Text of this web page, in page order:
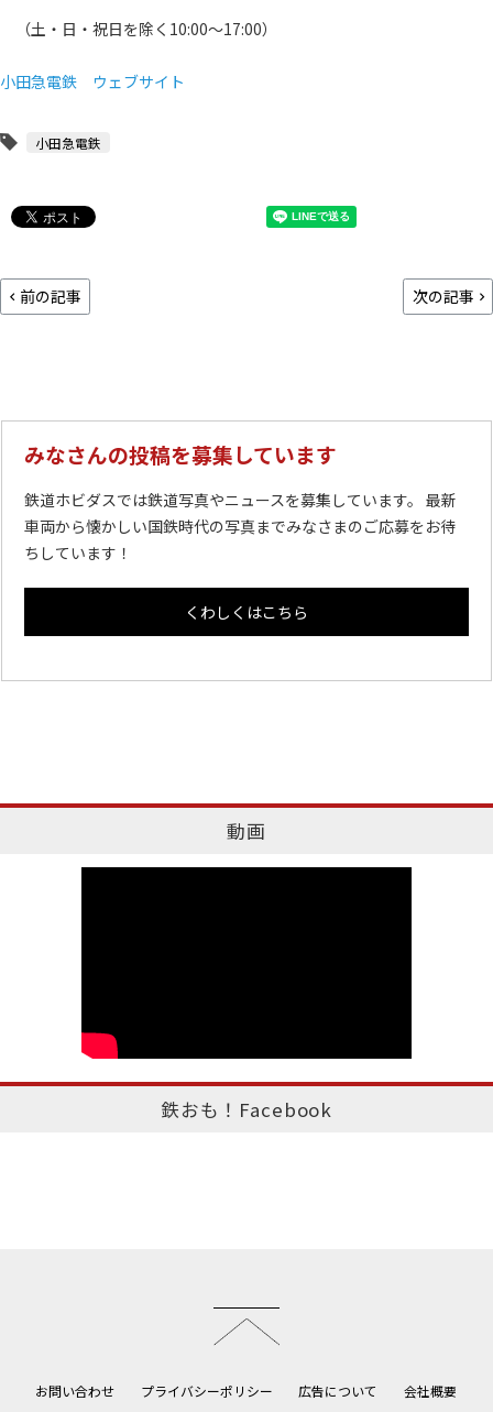
（土・日・祝日を除く10:00～17:00）
小田急電鉄 ウェブサイト
小田急電鉄
前の記事 次の記事
みなさんの投稿を募集しています
鉄道ホビダスでは鉄道写真やニュースを募集しています。 最新
車両から懐かしい国鉄時代の写真までみなさまのご応募をお待
ちしています！
くわしくはこちら
動画
鉄おも！Facebook
お問い合わせ プライバシーポリシー 広告について 会社概要